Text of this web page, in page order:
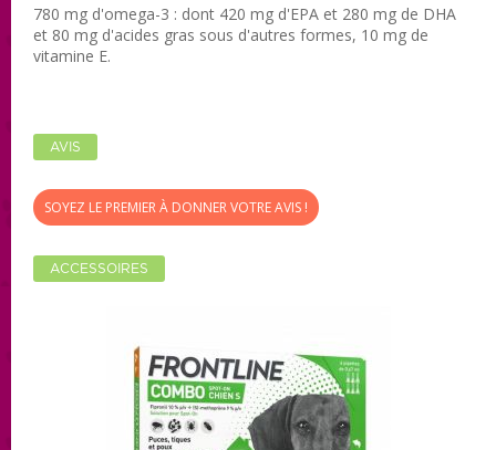
780 mg d'omega-3 : dont 420 mg d'EPA et 280 mg de DHA
et 80 mg d'acides gras sous d'autres formes, 10 mg de
vitamine E.
AVIS
SOYEZ LE PREMIER À DONNER VOTRE AVIS !
ACCESSOIRES